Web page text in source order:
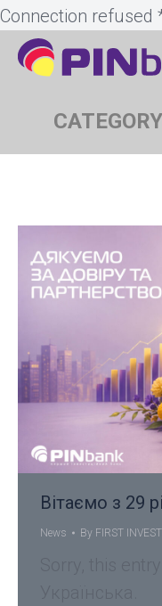
Connection refused
Вітаємо з 29
News By FIRST